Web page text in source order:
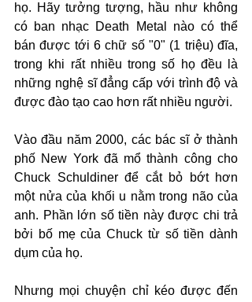
họ. Hãy tưởng tượng, hầu như không
có ban nhạc Death Metal nào có thể
bán được tới 6 chữ số "0" (1 triệu) đĩa,
trong khi rất nhiều trong số họ đều là
những nghệ sĩ đẳng cấp với trình độ và
được đào tạo cao hơn rất nhiều người.
Vào đầu năm 2000, các bác sĩ ở thành
phố New York đã mổ thành công cho
Chuck Schuldiner để cắt bỏ bớt hơn
một nửa của khối u nằm trong não của
anh. Phần lớn số tiền này được chi trả
bởi bố mẹ của Chuck từ số tiền dành
dụm của họ.
Nhưng mọi chuyện chỉ kéo được đến